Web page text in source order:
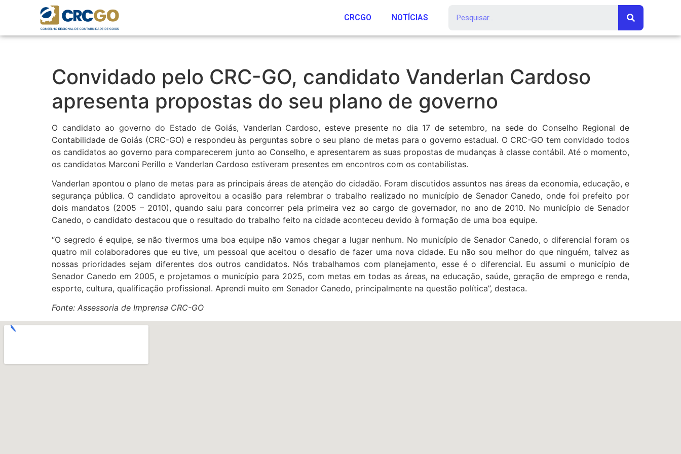
CRCGO NOTÍCIAS
Convidado pelo CRC-GO, candidato Vanderlan Cardoso
apresenta propostas do seu plano de governo
O candidato ao governo do Estado de Goiás, Vanderlan Cardoso, esteve presente no dia 17 de setembro, na sede do Conselho Regional de
Contabilidade de Goiás (CRC-GO) e respondeu às perguntas sobre o seu plano de metas para o governo estadual. O CRC-GO tem convidado todos
os candidatos ao governo para comparecerem junto ao Conselho, e apresentarem as suas propostas de mudanças à classe contábil. Até o momento,
os candidatos Marconi Perillo e Vanderlan Cardoso estiveram presentes em encontros com os contabilistas.
Vanderlan apontou o plano de metas para as principais áreas de atenção do cidadão. Foram discutidos assuntos nas áreas da economia, educação, e
segurança pública. O candidato aproveitou a ocasião para relembrar o trabalho realizado no município de Senador Canedo, onde foi prefeito por
dois mandatos (2005 – 2010), quando saiu para concorrer pela primeira vez ao cargo de governador, no ano de 2010. No município de Senador
Canedo, o candidato destacou que o resultado do trabalho feito na cidade aconteceu devido à formação de uma boa equipe.
“O segredo é equipe, se não tivermos uma boa equipe não vamos chegar a lugar nenhum. No município de Senador Canedo, o diferencial foram os
quatro mil colaboradores que eu tive, um pessoal que aceitou o desafio de fazer uma nova cidade. Eu não sou melhor do que ninguém, talvez as
nossas prioridades sejam diferentes dos outros candidatos. Nós trabalhamos com planejamento, esse é o diferencial. Eu assumi o município de
Senador Canedo em 2005, e projetamos o município para 2025, com metas em todas as áreas, na educação, saúde, geração de emprego e renda,
esporte, cultura, qualificação profissional. Aprendi muito em Senador Canedo, principalmente na questão política”, destaca.
Fonte: Assessoria de Imprensa CRC-GO